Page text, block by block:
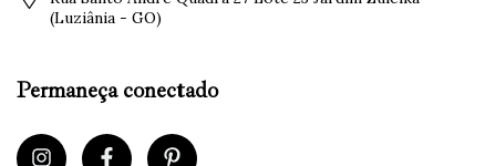
(Luziânia - GO)
Permaneça conectado